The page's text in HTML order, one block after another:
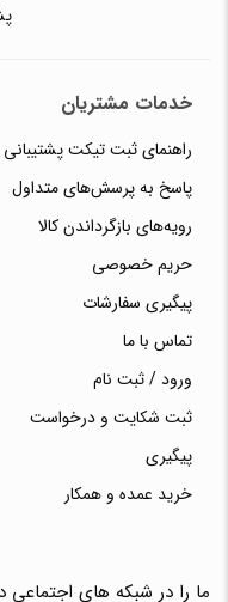
خدمات مشتریان
راهنمای ثبت تیکت پشتیبانی
پاسخ به پرسش‌های متداول
رویه‌های بازگرداندن کالا
حریم خصوصی
پیگیری سفارشات
تماس با ما
ورود / ثبت نام
ثبت شکایت و درخواست
پیگیری
خرید عمده و همکار
ما را در شبکه های اجتماعی